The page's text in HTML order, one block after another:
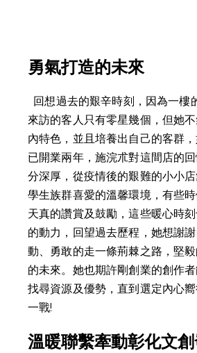
勇氣打造的未來
來訪的客人只有零星幾個，但她
內特色，並且培養出自己的客群
已開業兩年，施浣朮對這間店的
分深厚，從疫情後的艱難的小小
學生族群喜愛的溫馨環境，有些
天真的讚賞及鼓勵，這些暖心時
的動力，回望過去歷程，她想謝
動、勇敢的走一條荊棘之路，堅
的未來。她也期許剛創業的創作者
找尋資源及優勢，直到選定內心
一戰!
溫暖聯繫牽動彰化文